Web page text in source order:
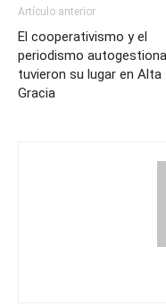
Artículo anterior
El cooperativismo y el
periodismo
tuvieron su lugar en Alta
Gracia